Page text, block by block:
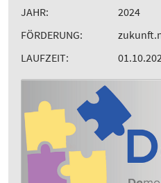
JAHR:
2024
FÖRDERUNG:
LAUFZEIT: